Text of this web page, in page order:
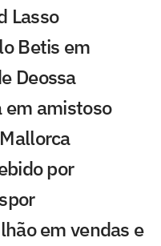
Lasso
Betis em
Deossa
em amistoso
por
em vendas e